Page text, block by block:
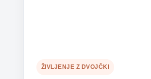
ŽIVLJENJE Z DVOJČKI